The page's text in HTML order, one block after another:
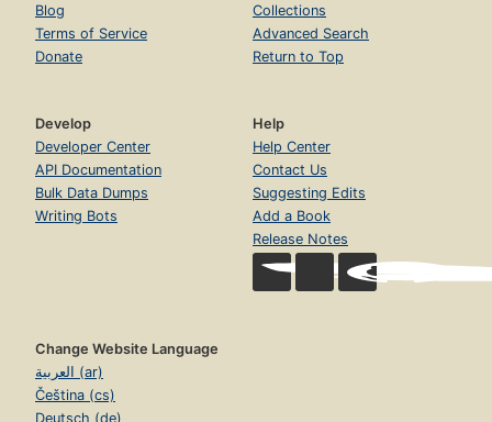
Blog
Terms of Service
Donate
Collections
Advanced Search
Return to Top
Develop
Developer Center
API Documentation
Bulk Data Dumps
Writing Bots
Help
Help Center
Contact Us
Suggesting Edits
Add a Book
Release Notes
Change Website Language
العربية (ar)
Čeština (cs)
Deutsch (de)